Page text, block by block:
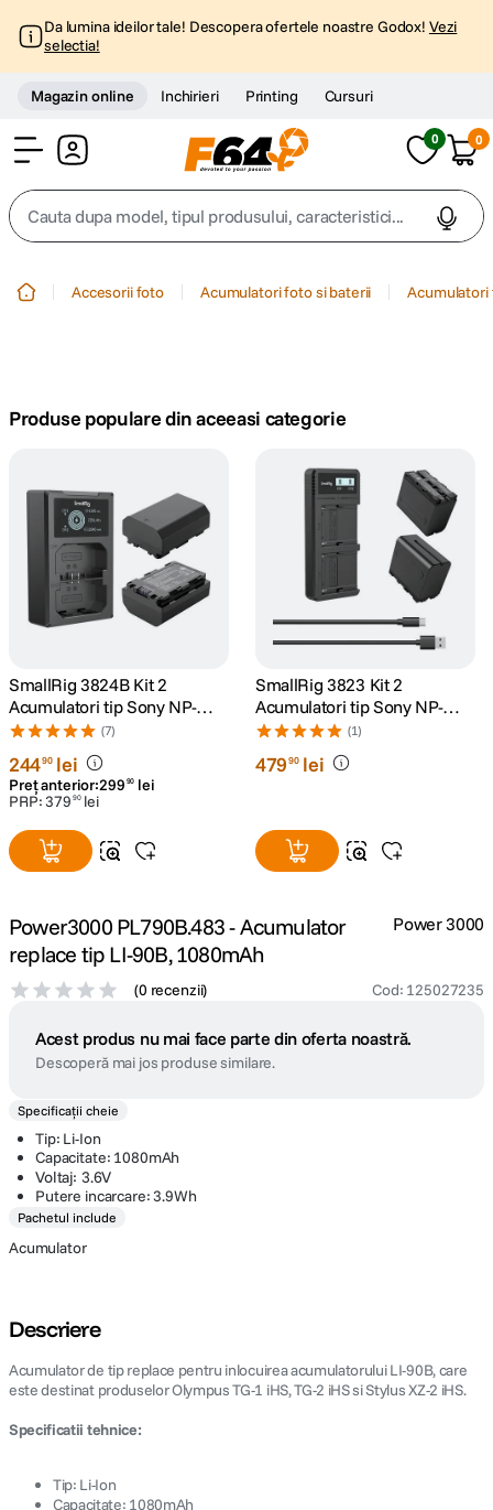
Da lumina ideilor tale! Descopera ofertele noastre Godox! Vezi
selectia!
Magazin online Inchirieri Printing Cursuri
0 0
Cauta dupa model, tipul produsului, caracteristici...
trepied telefon
4. peak design
5. canon sx740 hs
6. lavaliera
8 . card memorie
9. dji mic mini
10. dji osmo
Accesorii foto Acumulatori foto si baterii
Produse populare din aceeasi categorie
SmallRig 3824B Kit 2
Acumulatori tip Sony NP-
FZ100 si Incarcator
(7)
24490 lei
Preț anterior:299 90 lei
PRP:379 90 lei
SmallRig 3823 Kit 2
Acumulatori tip Sony NP-
F970 si Incarcator
(1)
47990 lei
Power3000 PL790B.483 - Acumulator
replace tip LI-90B, 1080mAh
(0 recenzii) Cod: 125027235
Power 3000
Acest produs nu mai face parte din oferta noastră.
Descoperă mai jos produse similare.
Specificații cheie
Tip: Li-Ion
Capacitate: 1080mAh
Voltaj: 3.6V
Putere incarcare: 3.9Wh
Pachetul include
Acumulator
Descriere
Acumulator de tip replace pentru inlocuirea acumulatorului LI-90B, care
este destinat produselor Olympus TG-1 iHS, TG-2 iHS si Stylus XZ-2 iHS.
Specificatii tehnice:
Tip: Li-Ion
Capacitate: 1080mAh